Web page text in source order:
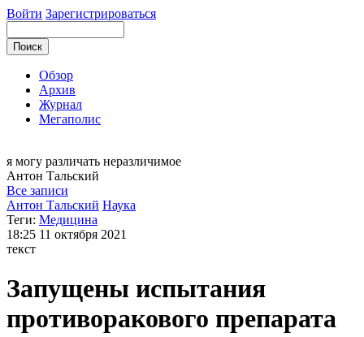
Войти Зарегистрироваться
Обзор
Архив
Журнал
Мегаполис
я могу различать неразличимое
Антон Тальский
Все записи
Антон Тальский Наука
Теги: Медицина
18:25 11 октября 2021
текст
Запущены испытания
противоракового препарата